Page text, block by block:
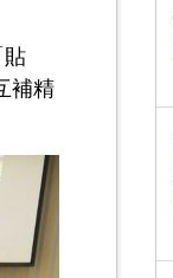
貼
補精